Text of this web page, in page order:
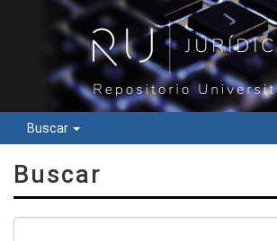
Buscar
Buscar